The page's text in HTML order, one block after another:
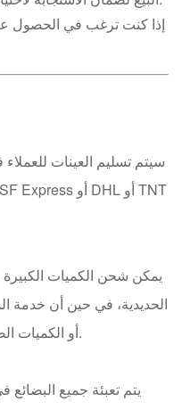
إذا كنت ترغب في الحصول
يمكن شحن الكميات
الحديدية، في حين أن خدمة
أو الكميات الصغيرة التي تحتاج إلى تسليم سريع.
يتم تعبئة جميع البضائع